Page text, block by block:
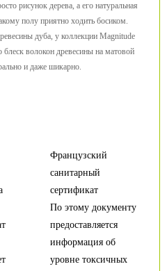
рисунок дерева, а его натуральная
полу приятно ходить босиком.
дуба, у коллекции Magnitude
блеск волокон древесины на матовой
и даже шикарно.
Французский
санитарный
сертификат
По этому документу
предоставляется
информация об
уровне токсичных